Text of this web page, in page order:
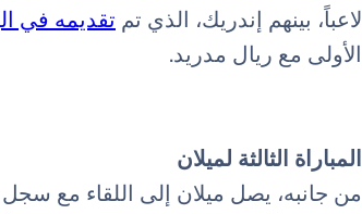
لاعباً، بينهم إندريك، الذي تم تقديمه في
الأولى مع ريال مدريد.
المباراة الثالثة لميلان
من جانبه، يصل ميلان إلى اللقاء مع